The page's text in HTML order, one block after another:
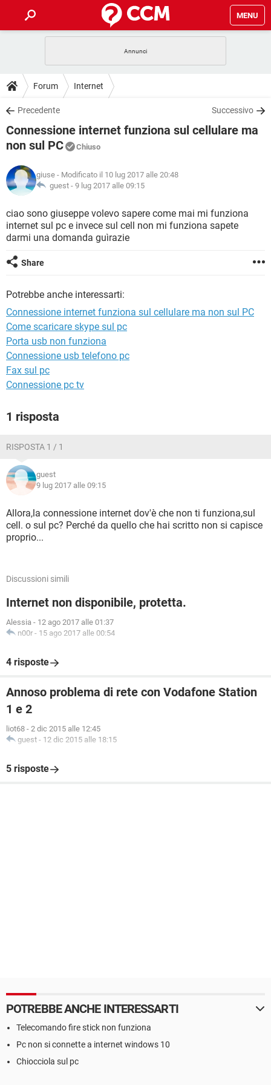
MENU
INTRATTENIMENTO
iOS
INSTAGRAM WHATSAPP
TIKTOK
HARDWARE
GUIDE
COVID-19
iOS
TIKTOK
DOWNLOAD
COVID-19 GAMING
INTRATTENIMENTO
iOS WINDOWS 10
INSTAGRAM
TIKTOK FACEBOOK
HARDWARE
INTRATTENIMENTO
INSTAGRAM WHATSAPP
HARDWARE
GLOSSARIO
COVID-19
INTRATTENIMENTO ANDROID
iOS
INSTAGRAM
HARDWARE
Forum Internet
Precedente Successivo
Connessione internet funziona sul cellulare ma
non sul PC
Chiuso
giuse - Modificato il 10 lug 2017 alle 20:48
guest - 9 lug 2017 alle 09:15
ciao sono giuseppe volevo sapere come mai mi funziona
internet sul pc e invece sul cell non mi funziona sapete
darmi una domanda guìrazie
Share
Potrebbe anche interessarti:
Connessione internet funziona sul cellulare ma non sul PC
Come scaricare skype sul pc
Porta usb non funziona
Connessione usb telefono pc
Fax sul pc
Connessione pc tv
1 risposta
RISPOSTA 1 / 1
guest
9 lug 2017 alle 09:15
Allora,la connessione internet dov'è che non ti funziona,sul
cell. o sul pc? Perché da quello che hai scritto non si capisce
proprio...
Discussioni simili
Internet non disponibile, protetta.
Alessia - 12 ago 2017 alle 01:37
n00r - 15 ago 2017 alle 00:54
4 risposte
Annoso problema di rete con Vodafone Station
1 e 2
liot68 - 2 dic 2015 alle 12:45
guest - 12 dic 2015 alle 18:15
5 risposte
POTREBBE ANCHE INTERESSARTI
Telecomando fire stick non funziona
Pc non si connette a internet windows 10
Chiocciola sul pc